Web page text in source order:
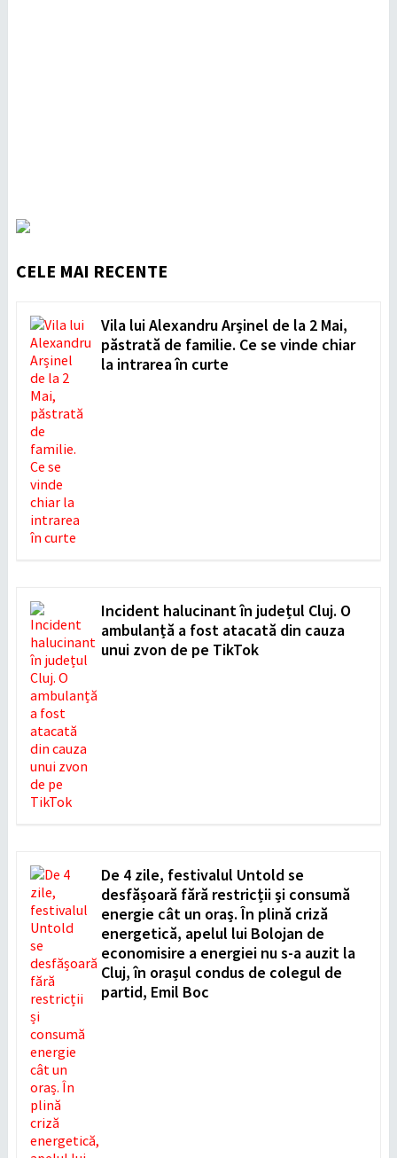
CELE MAI RECENTE
Vila lui Alexandru Arșinel de la 2 Mai,
păstrată de familie. Ce se vinde chiar
la intrarea în curte
Incident halucinant în județul Cluj. O
ambulanță a fost atacată din cauza
unui zvon de pe TikTok
De 4 zile, festivalul Untold se
desfășoară fără restricții și consumă
energie cât un oraș. În plină criză
energetică, apelul lui Bolojan de
economisire a energiei nu s-a auzit la
Cluj, în orașul condus de colegul de
partid, Emil Boc